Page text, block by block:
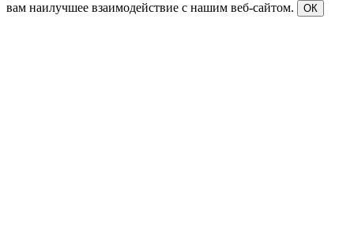
вам наилучшее взаимодействие с нашим веб-сайтом.
ОК